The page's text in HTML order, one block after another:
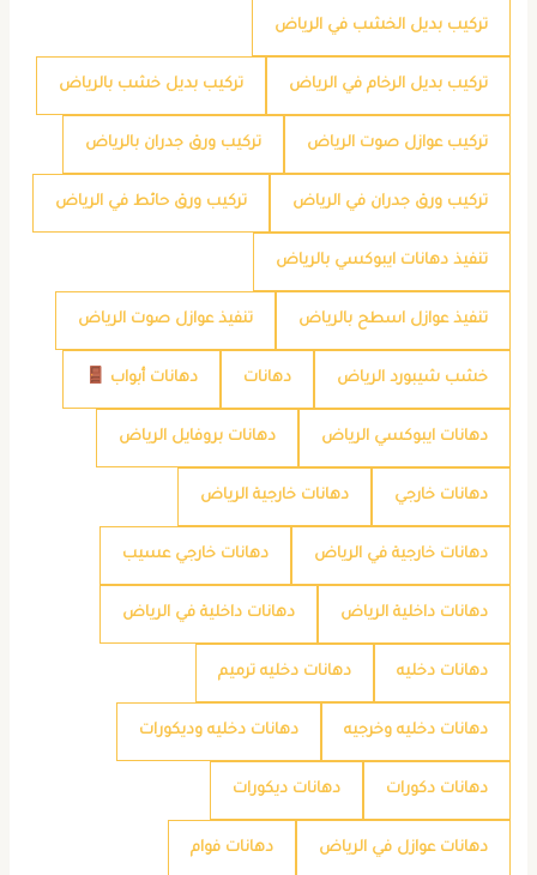
تركيب بديل الخشب في الرياض
تركيب بديل الرخام في الرياض تركيب بديل خشب بالرياض
تركيب عوازل صوت الرياض تركيب ورق جدران بالرياض
تركيب ورق جدران في الرياض تركيب ورق حائط في الرياض
تنفيذ دهانات ايبوكسي بالرياض
تنفيذ عوازل اسطح بالرياض تنفيذ عوازل صوت الرياض
خشب شيبورد الرياض دهانات دهانات أبواب
دهانات ايبوكسي الرياض دهانات بروفايل الرياض
دهانات خارجي دهانات خارجية الرياض
دهانات خارجية في الرياض دهانات خارجي عسيب
دهانات داخلية الرياض دهانات داخلية في الرياض
دهانات دخليه دهانات دخليه ترميم
دهانات دخليه وخرجيه دهانات دخليه وديكورات
دهانات دكورات دهانات ديكورات
دهانات عوازل في الرياض دهانات فوام